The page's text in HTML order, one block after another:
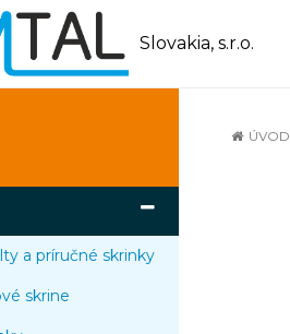
Slovakia, s.r.o.
a príručné skrinky
skrine
ÚVOD